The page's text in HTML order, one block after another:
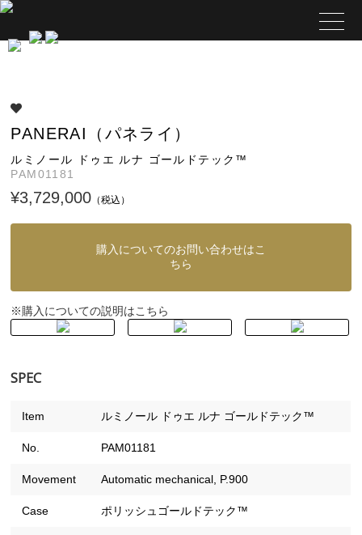
PANERAI（パネライ）
ルミノール ドゥエ ルナ ゴールドテック™
PAM01181
¥3,729,000 （税込）
購入についてのお問い合わせはこ
ちら
※購入についての説明はこちら
SPEC
Item ルミノール ドゥエ ルナ ゴールドテック™
No. PAM01181
Movement Automatic mechanical, P.900
Case ポリッシュゴールドテック™